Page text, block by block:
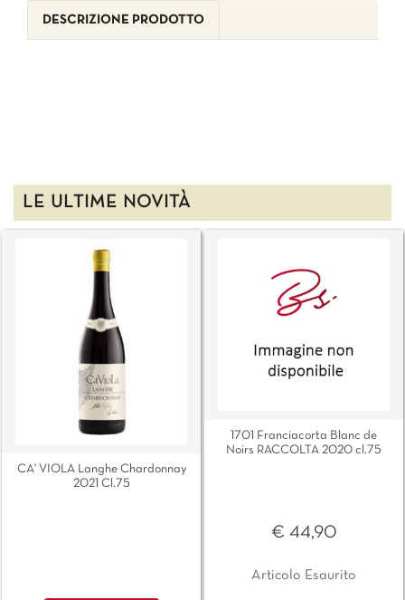
DESCRIZIONE PRODOTTO
LE ULTIME NOVITÀ
CA' VIOLA Langhe Chardonnay
2021 Cl.75
1701 Franciacorta Blanc de
Noirs RACCOLTA 2020 cl.75
€ 44,90
Articolo Esaurito